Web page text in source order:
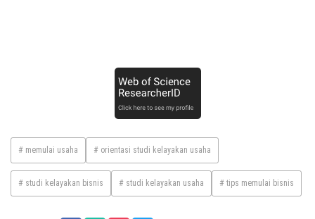
# memulai usaha # orientasi studi kelayakan usaha
# studi kelayakan bisnis # studi kelayakan usaha # tips memulai bisnis